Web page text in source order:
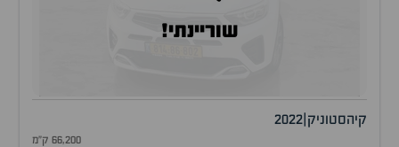
שוריינתי!
קיהסטוניק 2022
66,200 ק"מ